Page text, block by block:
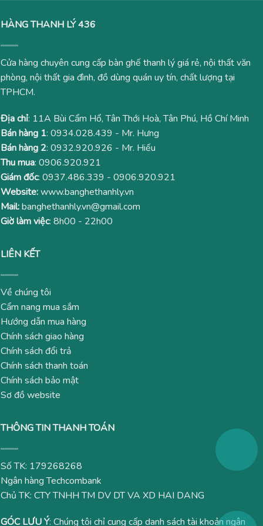
HÀNG THANH LÝ 436
Cửa hàng chuyên cung cấp bàn ghế thanh lý giá rẻ, nội thất văn
phòng, nội thất gia đình, đồ dùng quán uy tín, chất lượng tại
TPHCM.
Địa chỉ: 11A Bùi Cẩm Hổ, Tân Thới Hoà, Tân Phú, Hồ Chí Minh
Bán hàng 1: 0934.028.439 - Mr. Hưng
Bán hàng 2: 0932.920.926 - Mr. Hiếu
Thu mua: 0906.920.921
Giám đốc: 0937.486.339 - 0906.920.921
Website:www.banghethanhly.vn
Mail:banghethanhly.vn@gmail.com
Giờ làm việc: 8h00 - 22h00
LIÊN KẾT
Về chúng tôi
Cẩm nang mua sắm
Hướng dẫn mua hàng
Chính sách giao hàng
Chính sách đổi trả
Chính sách thanh toán
Chính sách bảo mật
Sơ đồ website
THÔNG TIN THANH TOÁN
Số TK: 179268268
Ngân hàng Techcombank
Chủ TK: CTY TNHH TM DV DT VA XD HAI DANG
GÓC LƯU Ý: Chúng tôi chỉ cung cấp danh sách tài khoản ngân